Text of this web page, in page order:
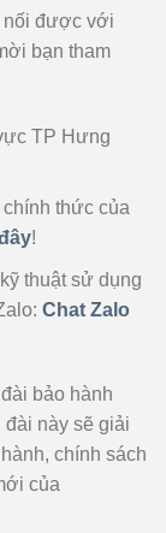
nối được với
bạn tham
TP Hưng
thức của
!
thuật sử dụng
Chat Zalo
bảo hành
đài này sẽ giải
chính sách
của